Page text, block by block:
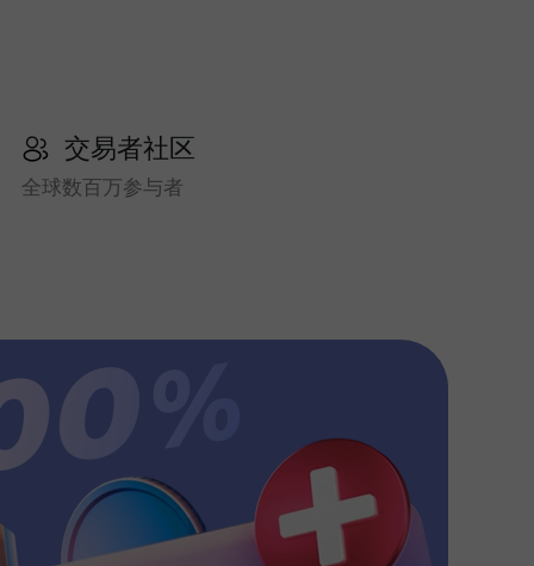
交易者社区
全球数百万参与者